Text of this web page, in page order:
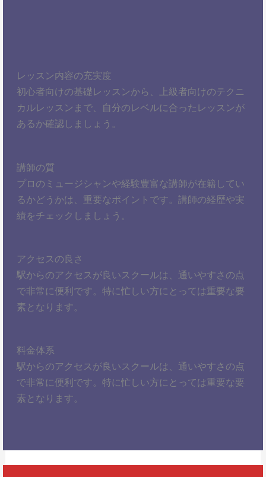
レッスン内容の充実度
初心者向けの基礎レッスンから、上級者向けのテクニ
カルレッスンまで、自分のレベルに合ったレッスンが
あるか確認しましょう。
講師の質
プロのミュージシャンや経験豊富な講師が在籍してい
るかどうかは、重要なポイントです。講師の経歴や実
績をチェックしましょう。
アクセスの良さ
駅からのアクセスが良いスクールは、通いやすさの点
で非常に便利です。特に忙しい方にとっては重要な要
素となります。
料金体系
駅からのアクセスが良いスクールは、通いやすさの点
で非常に便利です。特に忙しい方にとっては重要な要
素となります。